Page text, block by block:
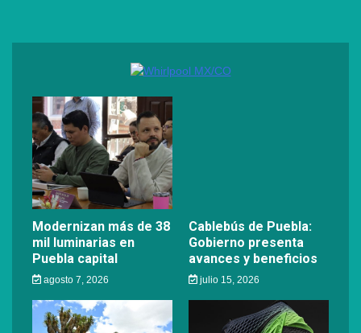
Modernizan más de 38
mil luminarias en
Puebla capital
agosto 7, 2026
Cablebús de Puebla:
Gobierno presenta
avances y beneficios
julio 15, 2026